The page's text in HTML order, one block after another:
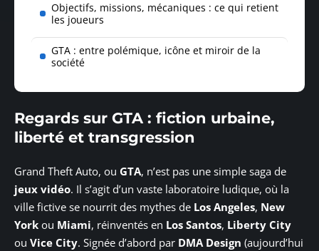
Objectifs, missions, mécaniques : ce qui retient
les joueurs
GTA : entre polémique, icône et miroir de la
société
Regards sur GTA : fiction urbaine,
liberté et transgression
Grand Theft Auto, ou GTA, n’est pas une simple saga de
jeux vidéo. Il s’agit d’un vaste laboratoire ludique, où la
ville fictive se nourrit des mythes de Los Angeles, New
York ou Miami, réinventés en Los Santos, Liberty City
ou Vice City. Signée d’abord par DMA Design (aujourd’hui